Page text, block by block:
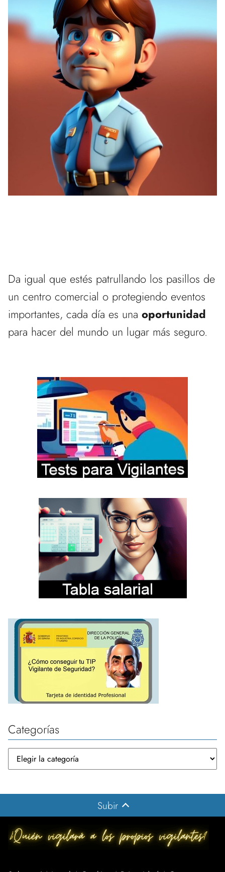
Da igual que estés patrullando los pasillos de
un centro comercial o protegiendo eventos
importantes, cada día es una oportunidad
para hacer del mundo un lugar más seguro.
Categorías
Subir